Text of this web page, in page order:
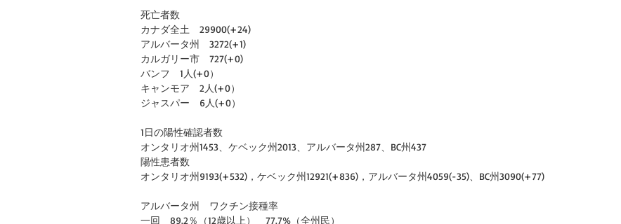
死亡者数
カナダ全土　29900(+24)
アルバータ州　3272(+1)
カルガリー市　727(+0)
バンフ　1人(+0）
キャンモア　2人(+0）
ジャスパー　6人(+0）
1日の陽性確認者数
オンタリオ州1453、ケベック州2013、アルバータ州287、BC州437
陽性患者数
オンタリオ州9193(+532)，ケベック州12921(+836)，アルバータ州4059(-35)、BC州3090(+77)
アルバータ州　ワクチン接種率
一回　89.2％（12歳以上）　77.7%（全州民）